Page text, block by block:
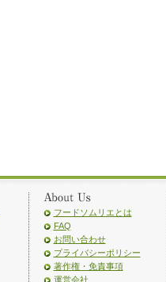
フードソムリエとは
FAQ
お問い合わせ
プライバシーポリシー
著作権・免責事項
運営会社